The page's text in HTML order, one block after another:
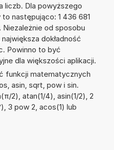
liczb. Dla powyższego
to następująco: 1 436 681
od sposobu
dokładność
Powinno to być
dla większości aplikacji.
funkcji matematycznych
asin, sqrt, pow i sin.
2), atan(1/4), asin(1/2), 2
3 pow 2, acos(1) lub